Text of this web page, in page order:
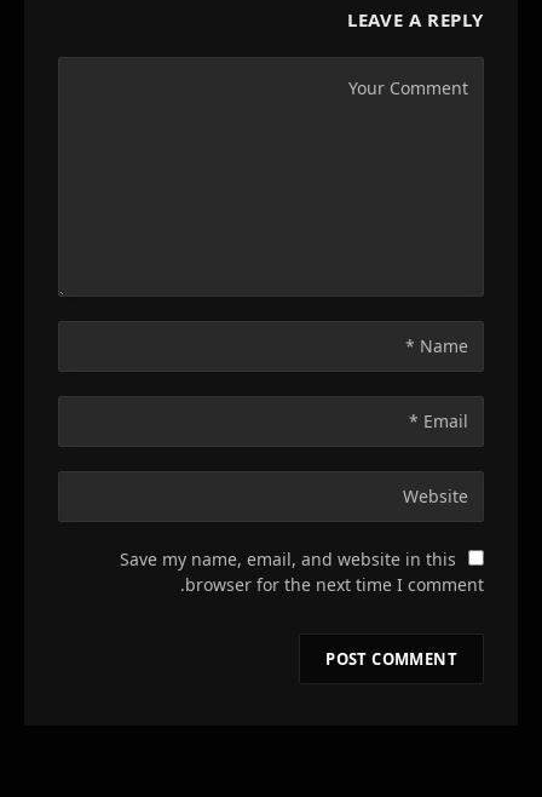
LEAVE A REPLY
Save my name, email, and website in this
browser for the next time I comment.